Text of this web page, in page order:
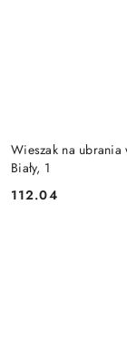
Wieszak na ubrania
Biały, 1
Cena:
112.04